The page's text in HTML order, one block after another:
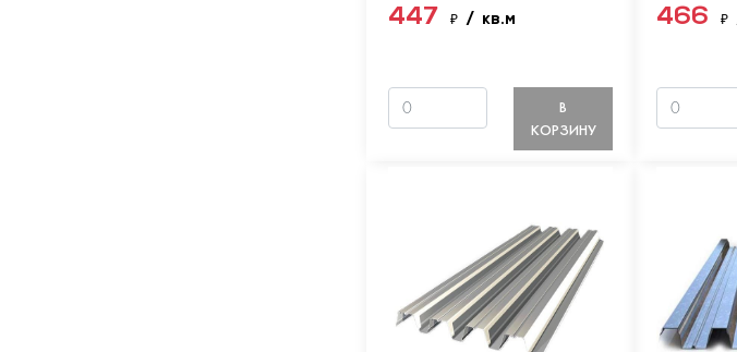
447₽/ кв.м
В
КОРЗИНУ
466₽